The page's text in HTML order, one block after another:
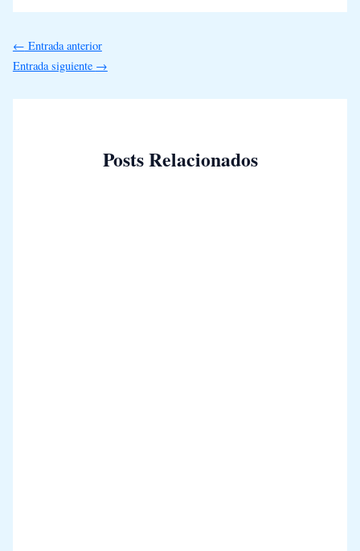
← Entrada anterior
Entrada siguiente →
Posts Relacionados